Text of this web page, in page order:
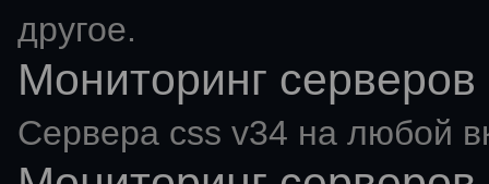
другое.
Мониторинг
Сервера css v34 на любой